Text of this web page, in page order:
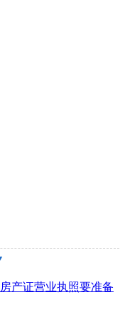
产证营业执照要准备